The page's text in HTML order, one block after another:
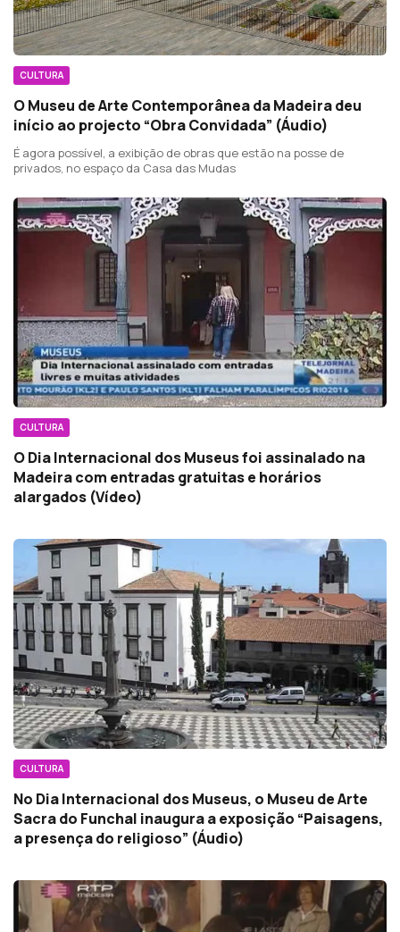
CULTURA
O Museu de Arte Contemporânea da Madeira deu
início ao projecto “Obra Convidada” (Áudio)
É agora possível, a exibição de obras que estão na posse de
privados, no espaço da Casa das Mudas
CULTURA
O Dia Internacional dos Museus foi assinalado na
Madeira com entradas gratuitas e horários
alargados (Vídeo)
CULTURA
No Dia Internacional dos Museus, o Museu de Arte
Sacra do Funchal inaugura a exposição “Paisagens,
a presença do religioso” (Áudio)